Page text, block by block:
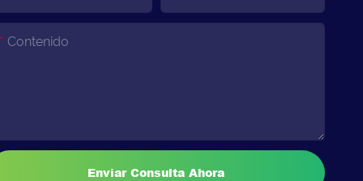
Contenido
Enviar Consulta Ahora